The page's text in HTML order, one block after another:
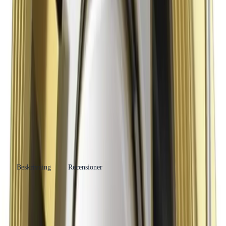
Produktinformation
Leverantörsartikelnummer
Beskrivning Recensioner
Produkthöjdpunkter